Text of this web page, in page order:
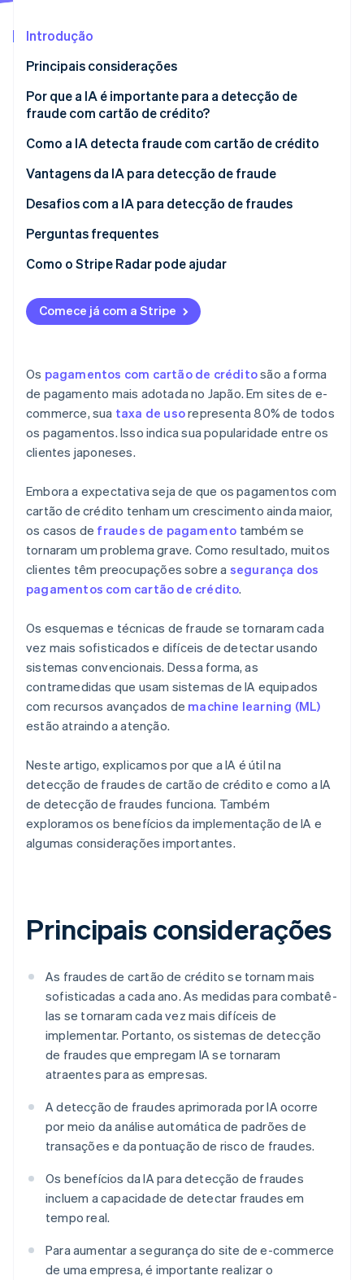
Stripe Sessions 2026
Veja como a Stripe está construindo a infraestrutura
Assista agora
Parceiros
Stripe App Marketplace
Introdução
Principais considerações
Por que a IA é importante para a detecção de
fraude com cartão de crédito?
Fraude com cartão de crédito no Japão
Fraude com cartão de crédito usando IA
Aumento no número de titulares de cartões
Como a IA detecta fraude com cartão de crédito
Reconhecimento de padrões
Pontuação de risco de fraude
Aprendizado de dados intersetoriais com IA
Vantagens da IA para detecção de fraude
Bloqueie fraude instantaneamente
Reduza a carga de trabalho operacional
Retenha clientes
Desafios com a IA para detecção de fraudes
Oportunidades de vendas perdidas
Nenhuma detecção de fraude abrangente
Decisões de fraude pouco claras
Perguntas frequentes
Como o Stripe Radar pode ajudar
Comece já com a Stripe
Os pagamentos com cartão de créditosão a forma
de pagamento mais adotada no Japão. Em sites de e-
commerce, sua taxa de usorepresenta 80% de todos
os pagamentos. Isso indica sua popularidade entre os
clientes japoneses.
Embora a expectativa seja de que os pagamentos com
cartão de crédito tenham um crescimento ainda maior,
os casos de fraudes de pagamento também se
tornaram um problema grave. Como resultado, muitos
clientes têm preocupações sobre a segurança dos
pagamentos com cartão de crédito.
Os esquemas e técnicas de fraude se tornaram cada
vez mais sofisticados e difíceis de detectar usando
sistemas convencionais. Dessa forma, as
contramedidas que usam sistemas de IA equipados
com recursos avançados de machine learning (ML)
estão atraindo a atenção.
Neste artigo, explicamos por que a IA é útil na
detecção de fraudes de cartão de crédito e como a IA
de detecção de fraudes funciona. Também
exploramos os benefícios da implementação de IA e
algumas considerações importantes.
Principais considerações
As fraudes de cartão de crédito se tornam mais
sofisticadas a cada ano. As medidas para combatê-
las se tornaram cada vez mais difíceis de
implementar. Portanto, os sistemas de detecção
de fraudes que empregam IA se tornaram
atraentes para as empresas.
A detecção de fraudes aprimorada por IA ocorre
por meio da análise automática de padrões de
transações e da pontuação de risco de fraudes.
Os benefícios da IA para detecção de fraudes
incluem a capacidade de detectar fraudes em
tempo real.
Para aumentar a segurança do site de e-commerce
de uma empresa, é importante realizar o